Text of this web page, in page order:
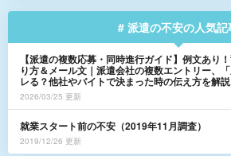
# 派遣の不安の人気記
【派遣の複数応募・同時進行ガイド】例文あり
り方＆メール文｜派遣会社の複数エントリー、
レる？他社やバイトで決まった時の伝え方を解説
2026/03/25 更新
就業スタート前の不安（2019年11月調査）
2019/12/26 更新